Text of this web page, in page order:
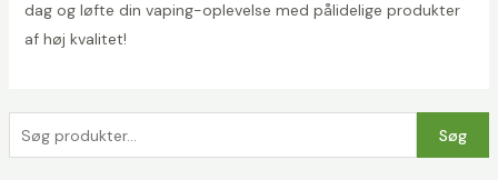
ø
Søg
dag og løfte din vaping-oplevelse med pålidelige produkter
af høj kvalitet!